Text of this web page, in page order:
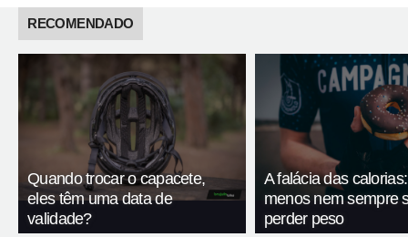
RECOMENDADO
Quando trocar o capacete,
eles têm uma data de
validade?
A falácia das
menos nem sempre
perder peso